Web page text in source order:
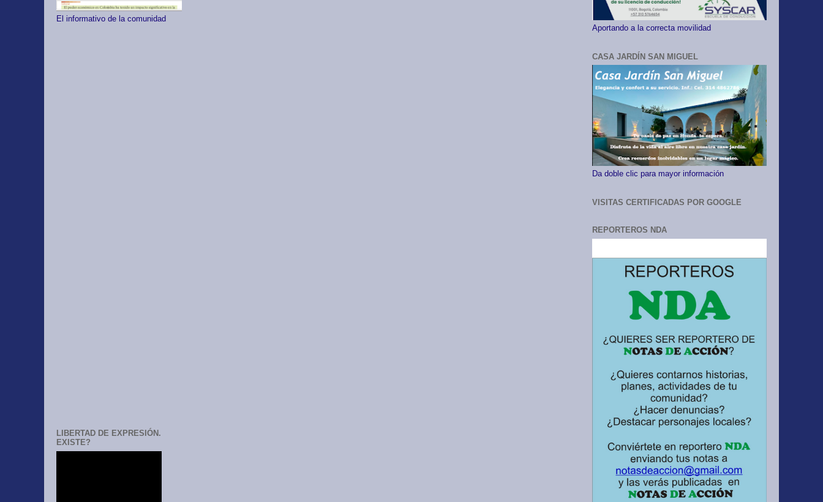
El informativo de la comunidad
LIBERTAD DE EXPRESIÓN.
EXISTE?
Aportando a la correcta movilidad
CASA JARDÍN SAN MIGUEL
Da doble clic para mayor información
VISITAS CERTIFICADAS POR GOOGLE
REPORTEROS NDA